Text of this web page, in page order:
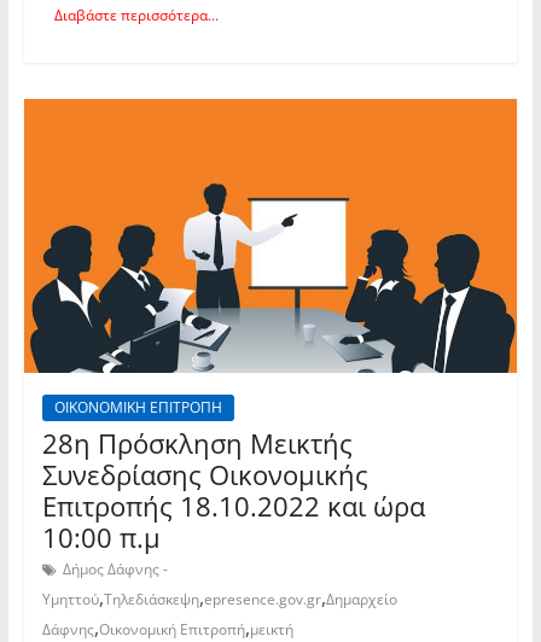
Διαβάστε περισσότερα...
ΟΙΚΟΝΟΜΙΚΗ ΕΠΙΤΡΟΠΗ
28η Πρόσκληση Μεικτής
Συνεδρίασης Οικονομικής
Επιτροπής 18.10.2022 και ώρα
10:00 π.μ
Δήμος Δάφνης -
Υμηττού,Τηλεδιάσκεψη,epresence.gov.gr,Δημαρχείο
Δάφνης,Οικονομική Επιτροπή,μεικτή